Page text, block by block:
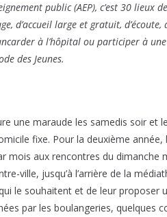
public (AEP), c’est 30 lieux
d’accueil large et gratuit,
à l’hôpital ou participer à
des Jeunes.
une maraude les samedis soir et
fixe. Pour la deuxième
mois aux rencontres du dimanche
ville, jusqu’à l’arrière de la
le souhaitent et de leur proposer
par les boulangeries, quelques